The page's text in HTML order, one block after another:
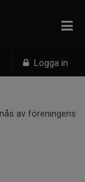
Logga in
av föreningens